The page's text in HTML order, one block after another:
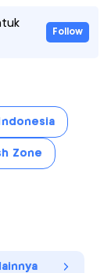
Follow
Zone